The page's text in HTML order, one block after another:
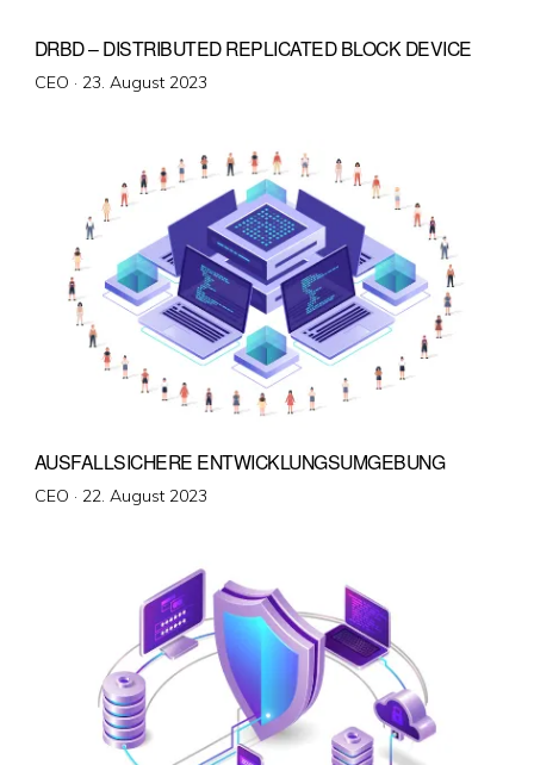
DRBD – DISTRIBUTED REPLICATED BLOCK DEVICE
CEO · Veröffentlicht
23. August 2023
AUSFALLSICHERE ENTWICKLUNGSUMGEBUNG
CEO · Veröffentlicht
22. August 2023